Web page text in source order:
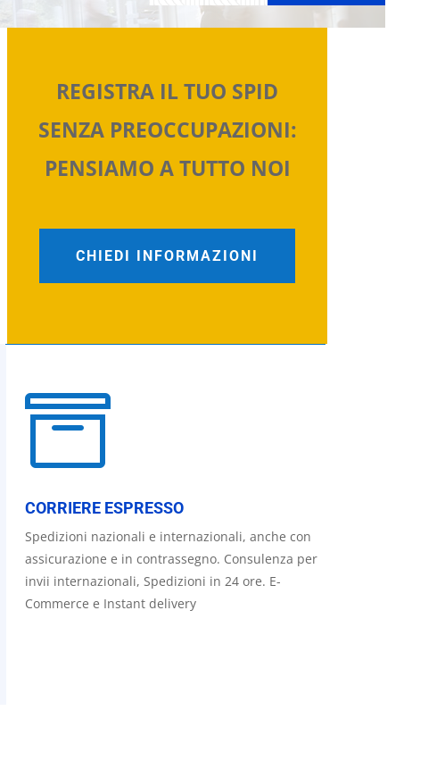
REGISTRA IL TUO SPID
SENZA PREOCCUPAZIONI:
PENSIAMO A TUTTO NOI
CHIEDI INFORMAZIONI

CORRIERE ESPRESSO
Spedizioni nazionali e internazionali, anche con
assicurazione e in contrassegno. Consulenza per
invii internazionali, Spedizioni in 24 ore. E-
Commerce e Instant delivery